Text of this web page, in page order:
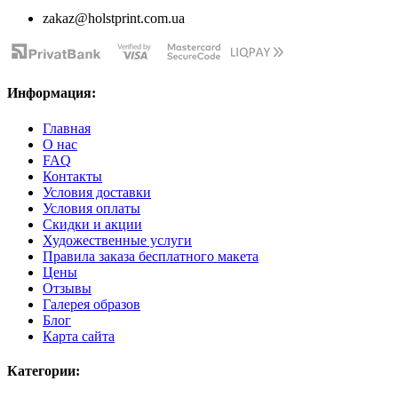
zakaz@holstprint.com.ua
Информация:
Главная
О нас
FAQ
Контакты
Условия доставки
Условия оплаты
Скидки и акции
Художественные услуги
Правила заказа бесплатного макета
Цены
Отзывы
Галерея образов
Блог
Карта сайта
Категории: